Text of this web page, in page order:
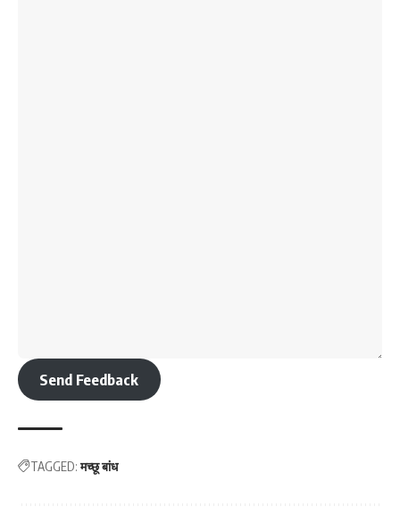
Send Feedback
TAGGED: मच्छू बांध